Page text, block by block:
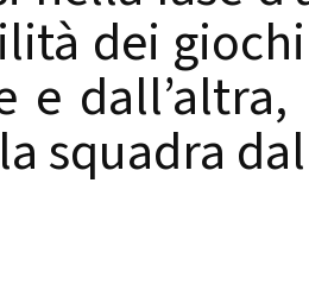
dei
e
squadra